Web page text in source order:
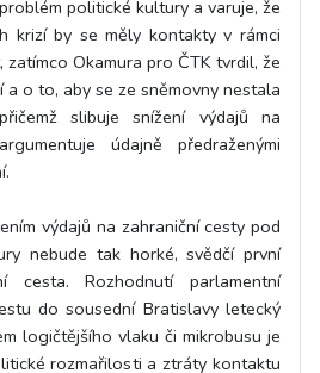
politické kultury a varuje, že
krizí by se měly kontakty v rámci
Okamura pro ČTK tvrdil, že
o to, aby se ze sněmovny nestala
slibuje snížení výdajů na
údajně předraženými
výdajů na zahraniční cesty pod
nebude tak horké, svědčí první
cesta. Rozhodnutí parlamentní
do sousední Bratislavy letecký
logičtějšího vlaku či mikrobusu je
rozmařilosti a ztráty kontaktu